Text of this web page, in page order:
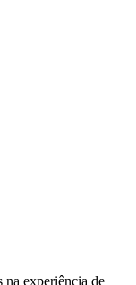
na experiência de